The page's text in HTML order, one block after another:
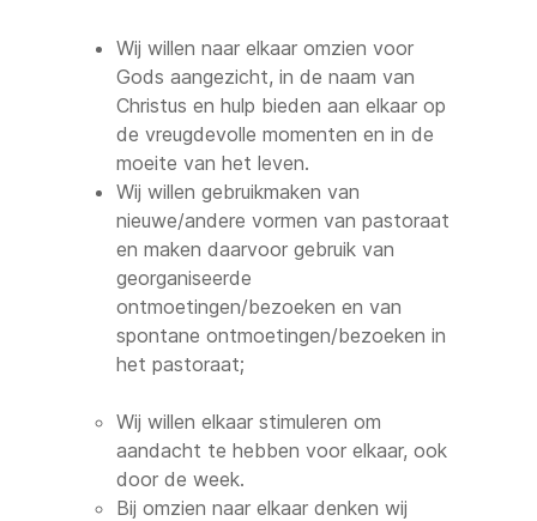
Wij willen naar elkaar omzien voor
Gods aangezicht, in de naam van
Christus en hulp bieden aan elkaar op
de vreugdevolle momenten en in de
moeite van het leven.
Wij willen gebruikmaken van
nieuwe/andere vormen van pastoraat
en maken daarvoor gebruik van
georganiseerde
ontmoetingen/bezoeken en van
spontane ontmoetingen/bezoeken in
het pastoraat;
Wij willen elkaar stimuleren om
aandacht te hebben voor elkaar, ook
door de week.
Bij omzien naar elkaar denken wij